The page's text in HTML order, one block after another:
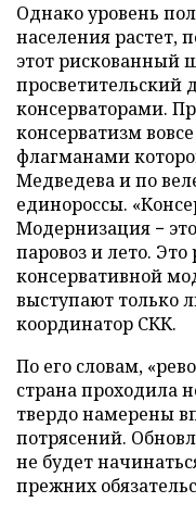
Однако уровень
населения растет,
этот рискованный
просветительский
консерваторами.
консерватизм
флагманами
Медведева и по
единороссы.
Модернизация −
паровоз и лето.
консервативной
выступают только
координатор СКК.
По его словам,
страна проходила
твердо намерены
потрясений.
не будет
прежних